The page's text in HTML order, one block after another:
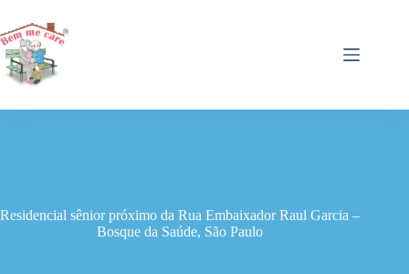
para
o
conteúdo
Residencial sênior próximo da Rua Embaixador Raul Garcia –
Bosque da Saúde, São Paulo